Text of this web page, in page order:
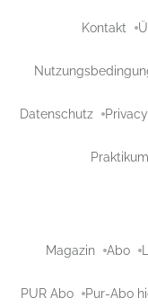
Kontakt
Datenschutz
Praktikum
Magazin Abo
PUR Abo Pur-Abo